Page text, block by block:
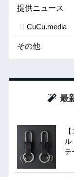
提供ニュース
CuCu.media
その他
最
ル
テ